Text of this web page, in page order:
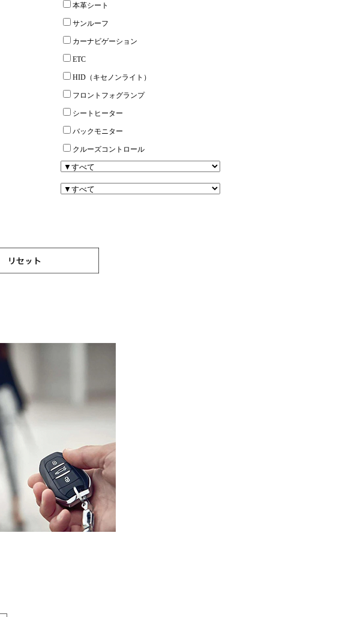
本革シート
サンルーフ
カーナビゲーション
ETC
HID（キセノンライト）
フロントフォグランプ
シートヒーター
バックモニター
クルーズコントロール